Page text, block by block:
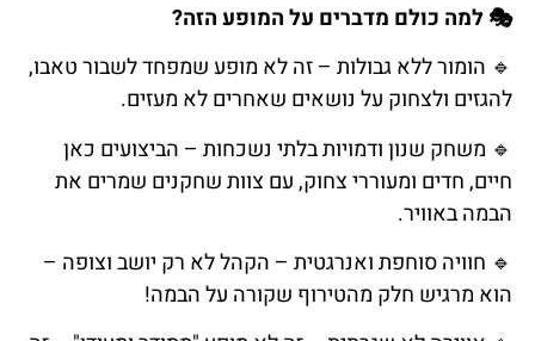
🎭 למה כולם מדברים על המופע הזה?
🔹 הומור ללא גבולות – זה לא מופע שמפחד לשבור טאבו,
להגזים ולצחוק על נושאים שאחרים לא מעזים.
🔹 משחק שנון ודמויות בלתי נשכחות – הביצועים כאן
חיים, חדים ומעוררי צחוק, עם צוות שחקנים שמרים את
הבמה באוויר.
🔹 חוויה סוחפת ואנרגטית – הקהל לא רק יושב וצופה –
הוא מרגיש חלק מהטירוף שקורה על הבמה!